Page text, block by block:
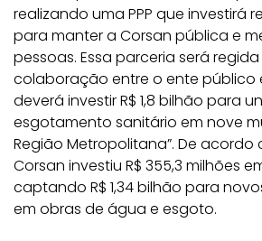
realizando uma PPP que investirá
para manter a Corsan pública e
pessoas. Essa parceria será
colaboração entre o ente público
deverá investir R$ 1,8 bilhão para
esgotamento sanitário em nove
Região Metropolitana”. De acordo
Corsan investiu R$ 355,3 milhões
captando R$ 1,34 bilhão para
em obras de água e esgoto.